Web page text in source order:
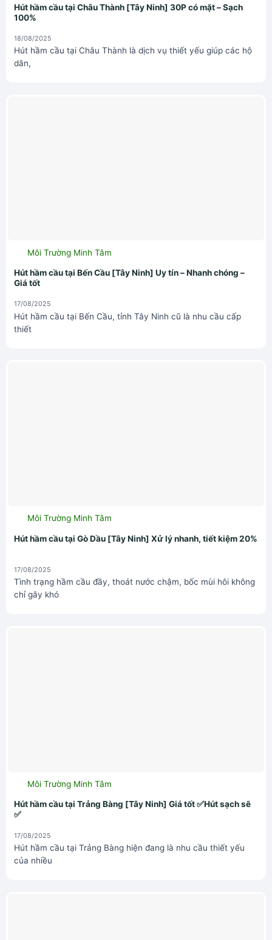
Hút hầm cầu tại Châu Thành [Tây Ninh] 30P có mặt – Sạch
100%
18/08/2025
Hút hầm cầu tại Châu Thành là dịch vụ thiết yếu giúp các hộ
dân,
Môi Trường Minh Tâm
Hút hầm cầu tại Bến Cầu [Tây Ninh] Uy tín – Nhanh chóng –
Giá tốt
17/08/2025
Hút hầm cầu tại Bến Cầu, tỉnh Tây Ninh cũ là nhu cầu cấp
thiết
Môi Trường Minh Tâm
Hút hầm cầu tại Gò Dầu [Tây Ninh] Xử lý nhanh, tiết kiệm 20%
17/08/2025
Tình trạng hầm cầu đầy, thoát nước chậm, bốc mùi hôi không
chỉ gây khó
Môi Trường Minh Tâm
Hút hầm cầu tại Trảng Bàng [Tây Ninh] Giá tốt ✅Hút sạch sẽ
✅
17/08/2025
Hút hầm cầu tại Trảng Bàng hiện đang là nhu cầu thiết yếu
của nhiều